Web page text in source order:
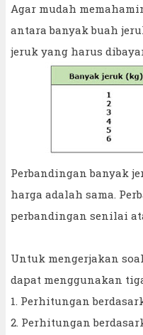
Agar mudah
antara banyak buah
jeruk yang harus
Perbandingan banyak
harga adalah sama.
perbandingan senilai
Untuk mengerjakan
dapat menggunakan
1. Perhitungan
2. Perhitungan